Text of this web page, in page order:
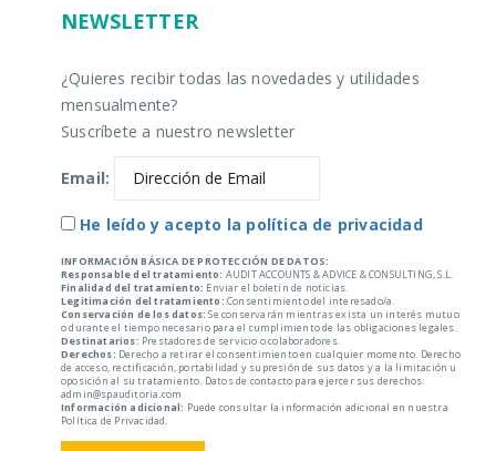
NEWSLETTER
¿Quieres recibir todas las novedades y utilidades
mensualmente?
Suscríbete a nuestro newsletter
Email:
He leído y acepto la política de privacidad
INFORMACIÓN BÁSICA DE PROTECCIÓN DE DATOS:
Responsable del tratamiento: AUDIT ACCOUNTS & ADVICE & CONSULTING, S.L.
Finalidad del tratamiento: Enviar el boletín de noticias.
Legitimación del tratamiento: Consentimiento del interesado/a.
Conservación de los datos: Se conservarán mientras exista un interés mutuo
o durante el tiempo necesario para el cumplimiento de las obligaciones legales.
Destinatarios: Prestadores de servicio o colaboradores.
Derechos: Derecho a retirar el consentimiento en cualquier momento. Derecho
de acceso, rectificación, portabilidad y supresión de sus datos y a la limitación u
oposición al su tratamiento. Datos de contacto para ejercer sus derechos:
admin@spauditoria.com
Información adicional: Puede consultar la información adicional en nuestra
Política de Privacidad.